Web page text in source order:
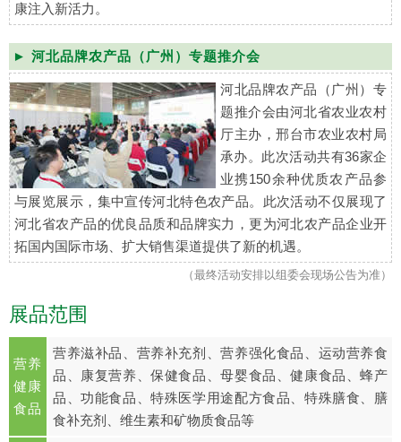
康注入新活力。
► 河北品牌农产品（广州）专题推介会
河北品牌农产品（广州）专
题推介会由河北省农业农村
厅主办，邢台市农业农村局
承办。此次活动共有36家企
业携150余种优质农产品参
与展览展示，集中宣传河北特色农产品。此次活动不仅展现了
河北省农产品的优良品质和品牌实力，更为河北农产品企业开
拓国内国际市场、扩大销售渠道提供了新的机遇。
（最终活动安排以组委会现场公告为准）
展品范围
营养
健康
食品
营养滋补品、营养补充剂、营养强化食品、运动营养食
品、康复营养、保健食品、母婴食品、健康食品、蜂产
品、功能食品、特殊医学用途配方食品、特殊膳食、膳
食补充剂、维生素和矿物质食品等